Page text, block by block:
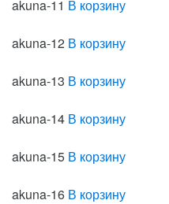
akuna-11 В корзину
akuna-12 В корзину
akuna-13 В корзину
akuna-14 В корзину
akuna-15 В корзину
akuna-16 В корзину